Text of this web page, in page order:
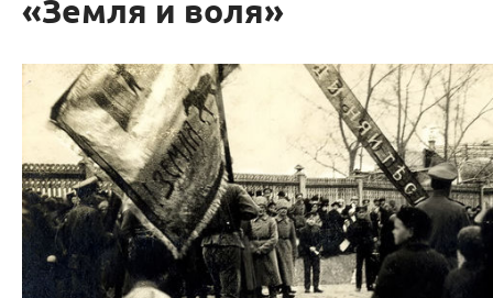
«Земля и воля»